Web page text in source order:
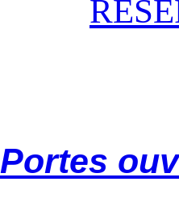
Portes